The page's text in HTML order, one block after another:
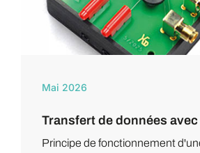
Mai 2026
Transfert de données
Principe de fonctionnement